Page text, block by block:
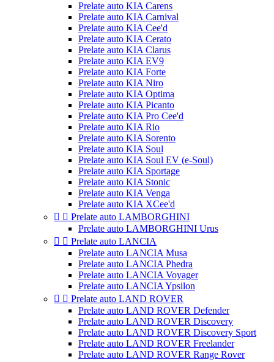
Prelate auto KIA Carens
Prelate auto KIA Carnival
Prelate auto KIA Cee'd
Prelate auto KIA Cerato
Prelate auto KIA Clarus
Prelate auto KIA EV9
Prelate auto KIA Forte
Prelate auto KIA Niro
Prelate auto KIA Optima
Prelate auto KIA Picanto
Prelate auto KIA Pro Cee'd
Prelate auto KIA Rio
Prelate auto KIA Sorento
Prelate auto KIA Soul
Prelate auto KIA Soul EV (e-Soul)
Prelate auto KIA Sportage
Prelate auto KIA Stonic
Prelate auto KIA Venga
Prelate auto KIA XCee'd
  Prelate auto LAMBORGHINI
Prelate auto LAMBORGHINI Urus
  Prelate auto LANCIA
Prelate auto LANCIA Musa
Prelate auto LANCIA Phedra
Prelate auto LANCIA Voyager
Prelate auto LANCIA Ypsilon
  Prelate auto LAND ROVER
Prelate auto LAND ROVER Defender
Prelate auto LAND ROVER Discovery
Prelate auto LAND ROVER Discovery Sport
Prelate auto LAND ROVER Freelander
Prelate auto LAND ROVER Range Rover